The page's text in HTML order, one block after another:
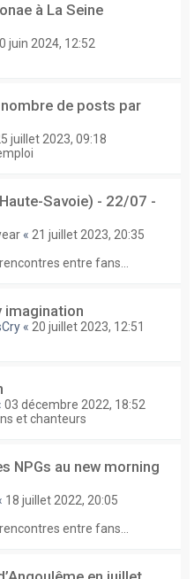
à La Seine
juin 2024, 12:52
de posts par
juillet 2023, 09:18
Savoie) - 22/07 -
« 21 juillet 2023, 20:35
entre fans...
imagination
« 20 juillet 2023, 12:51
03 décembre 2022, 18:52
et chanteurs
NPGs au new morning
18 juillet 2022, 20:05
entre fans...